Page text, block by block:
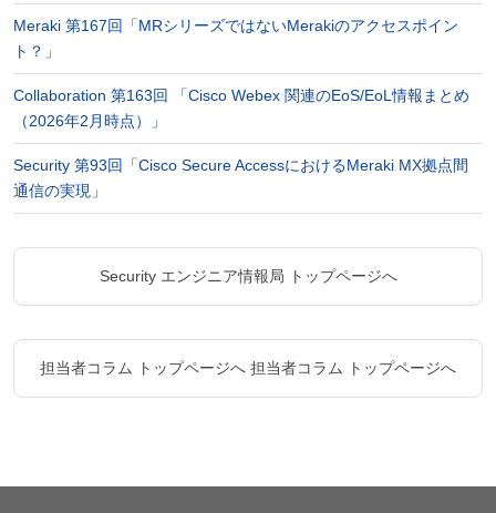
Meraki 第167回「MRシリーズではないMerakiのアクセスポイン
ト？」
Collaboration 第163回 「Cisco Webex 関連のEoS/EoL情報まとめ
（2026年2月時点）」
Security 第93回「Cisco Secure AccessにおけるMeraki MX拠点間
通信の実現」
Security エンジニア情報局 トップページへ
担当者コラム トップページへ 担当者コラム トップページへ